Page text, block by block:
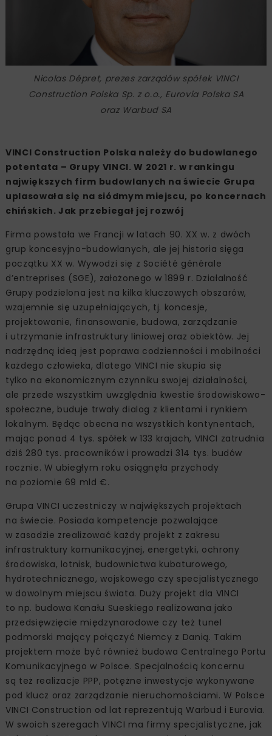
Nicolas Dépret, prezes zarządów spółek VINCI
Construction Polska Sp. z o.o., Eurovia Polska SA
oraz Warbud SA
VINCI Construction Polska należy do budowlanego
potentata – Grupy VINCI. W 2021 r. w rankingu
największych firm budowlanych na świecie Grupa
uplasowała się na siódmym miejscu, po koncernach
chińskich. Jak przebiegał jej rozwój
Firma powstała we Francji w latach 90. XX w. z dwóch
grup koncesyjno-budowlanych, ale jej historia sięga
początku XX w. Wywodzi się z Société générale
d’entreprises (SGE), założonego w 1899 r. Działalność
Grupy podzielona jest na kilka kluczowych obszarów,
wzajemnie się uzupełniających, tj. koncesje,
projektowanie, finansowanie, budowa, zarządzanie
i utrzymanie infrastruktury liniowej oraz obiektów. Jej
nadrzędną ideą jest poprawa codzienności i mobilności
każdego człowieka, dlatego VINCI nie skupia się
tylko na ekonomicznym czynniku swojej działalności,
ale przede wszystkim uwzględnia kwestie środowiskowo-
społeczne, buduje trwały dialog z klientami i rynkiem
lokalnym. Będąc obecna na wszystkich kontynentach,
mając ponad 4 tys. spółek w 133 krajach, VINCI zatrudnia
dziś 280 tys. pracowników i prowadzi 314 tys. budów
rocznie. W ubiegłym roku osiągnęła przychody
na poziomie 69 mld €.
Grupa VINCI uczestniczy w największych projektach
na świecie. Posiada kompetencje pozwalające
w zasadzie zrealizować każdy projekt z zakresu
infrastruktury komunikacyjnej, energetyki, ochrony
środowiska, lotnisk, budownictwa kubaturowego,
hydrotechnicznego, wojskowego czy specjalistycznego
w dowolnym miejscu świata. Duży projekt dla VINCI
to np. budowa Kanału Sueskiego realizowana jako
przedsięwzięcie międzynarodowe czy też tunel
podmorski mający połączyć Niemcy z Danią. Takim
projektem może być również budowa Centralnego Portu
Komunikacyjnego w Polsce. Specjalnością koncernu
są też realizacje PPP, potężne inwestycje wykonywane
pod klucz oraz zarządzanie nieruchomościami. W Polsce
VINCI Construction od lat reprezentują Warbud i Eurovia.
W swoich szeregach VINCI ma firmy specjalistyczne, jak